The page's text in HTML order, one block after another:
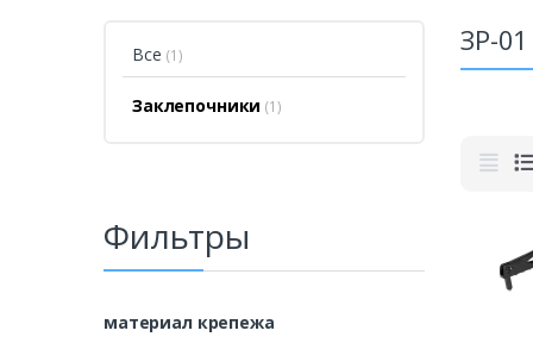
Все (1)
Заклепочники (1)
Фильтры
материал крепежа
ЗР-